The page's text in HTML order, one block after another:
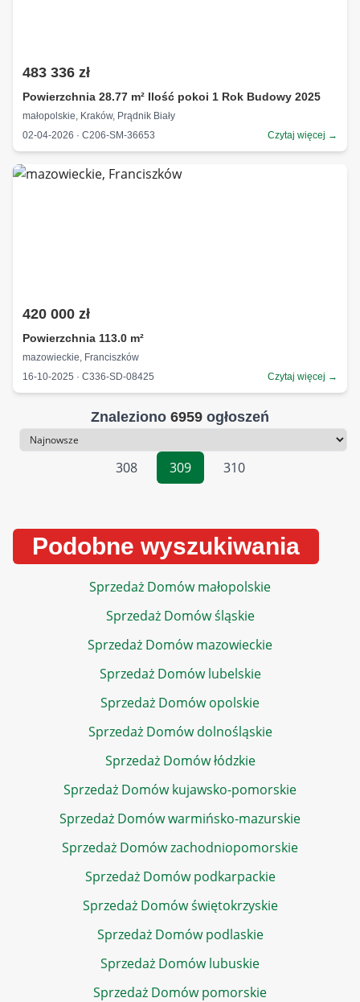
483 336 zł
Powierzchnia 28.77 m² Ilość pokoi 1 Rok Budowy 2025
małopolskie, Kraków, Prądnik Biały
02-04-2026 · C206-SM-36653
Czytaj więcej →
420 000 zł
Powierzchnia 113.0 m²
mazowieckie, Franciszków
16-10-2025 · C336-SD-08425
Czytaj więcej →
Znaleziono 6959 ogłoszeń
Sortowanie
308
309 310
Podobne wyszukiwania
Sprzedaż Domów małopolskie
Sprzedaż Domów śląskie
Sprzedaż Domów mazowieckie
Sprzedaż Domów lubelskie
Sprzedaż Domów opolskie
Sprzedaż Domów dolnośląskie
Sprzedaż Domów łódzkie
Sprzedaż Domów kujawsko-pomorskie
Sprzedaż Domów warmińsko-mazurskie
Sprzedaż Domów zachodniopomorskie
Sprzedaż Domów podkarpackie
Sprzedaż Domów świętokrzyskie
Sprzedaż Domów podlaskie
Sprzedaż Domów lubuskie
Sprzedaż Domów pomorskie